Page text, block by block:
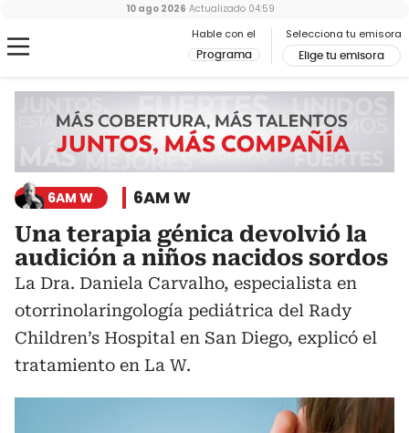
Hable con el
Programa
Selecciona tu emisora
Elige tu emisora
10 ago 2026 Actualizado 04:59
6AM W 6AM W
Una terapia génica devolvió la
audición a niños nacidos sordos
La Dra. Daniela Carvalho, especialista en
otorrinolaringología pediátrica del Rady
Children’s Hospital en San Diego, explicó el
tratamiento en La W.